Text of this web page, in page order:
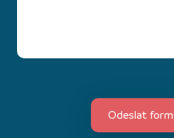
Odeslat